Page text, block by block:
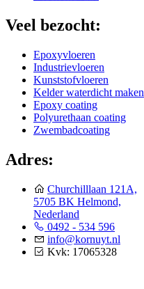
Veel bezocht:
Epoxyvloeren
Industrievloeren
Kunststofvloeren
Kelder waterdicht maken
Epoxy coating
Polyurethaan coating
Zwembadcoating
Adres:
Churchilllaan 121A,
5705 BK Helmond,
Nederland
0492 - 534 596
info@kornuyt.nl
Kvk: 17065328